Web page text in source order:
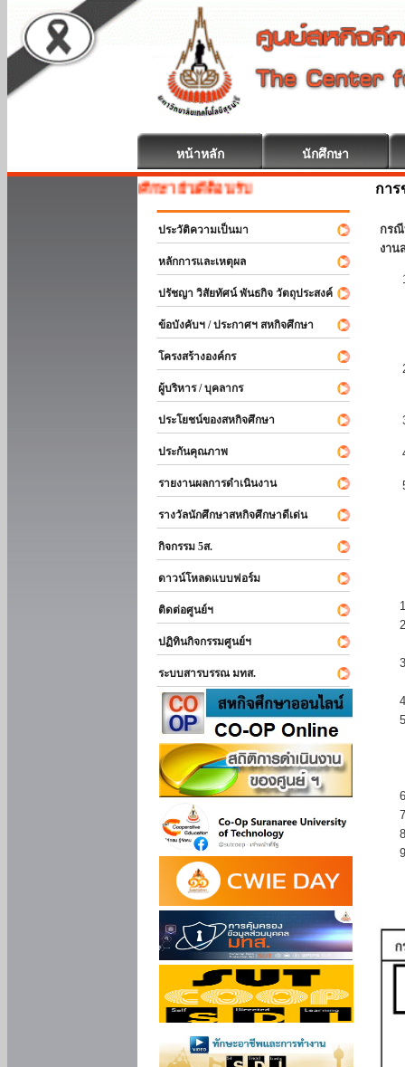
หน้าหลัก นักศึกษา
สหกิจศึกษา ยินดีต้อนรับ
ประวัติความเป็นมา
หลักการและเหตุผล
ปรัชญา วิสัยทัศน์ พันธกิจ วัตถุประสงค์
ข้อบังคับฯ / ประกาศฯ สหกิจศึกษา
โครงสร้างองค์กร
ผู้บริหาร / บุคลากร
ประโยชน์ของสหกิจศึกษา
ประกันคุณภาพ
รายงานผลการดำเนินงาน
รางวัลนักศึกษาสหกิจศึกษาดีเด่น
กิจกรรม 5ส.
ดาวน์โหลดแบบฟอร์ม
ติดต่อศูนย์ฯ
ปฏิทินกิจกรรมศูนย์ฯ
ระบบสารบรรณ มทส.
การ
กรณี
งาน